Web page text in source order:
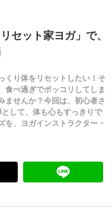
セット家ヨガ」で、
くり体をリセットしたい！そ
食べ過ぎでポッコリしてしま
ませんか？今回は、初心者さ
して、体も心もすっきりで
を、ヨガインストラクター・